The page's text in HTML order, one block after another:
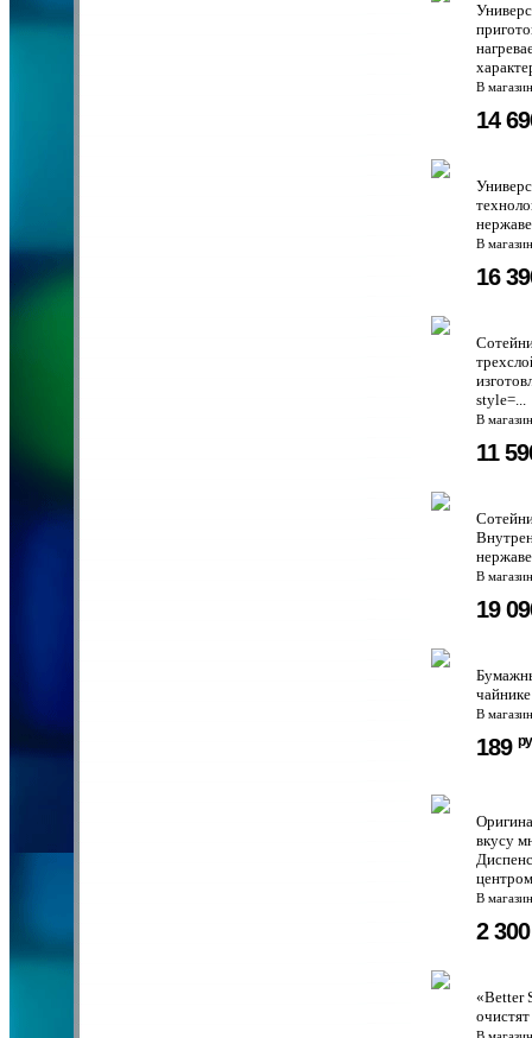
В
14
В
16
style=...
В
11
В
19
В
189
вкусу
В
2
«Better